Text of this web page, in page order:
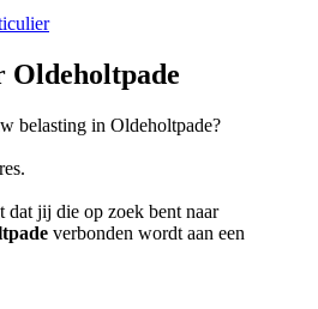
Oldeholtpade
belasting in Oldeholtpade?
dat jij die op zoek bent naar
verbonden wordt aan een